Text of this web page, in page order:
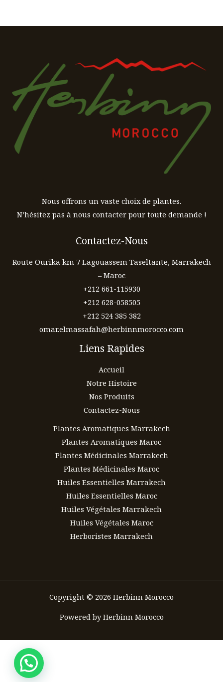
Nous offrons un vaste choix de plantes.
N’hésitez pas à nous contacter pour toute demande !
Contactez-Nous
Route Ourika km 7 Lagouassem Taseltante, Marrakech
– Maroc
+212 661-115930
+212 628-058505
+212 524 385 382
omar.elmassafah@herbinnmorocco.com
Liens Rapides
Accueil
Notre Histoire
Nos Produits
Contactez-Nous
Plantes Aromatiques Marrakech
Plantes Aromatiques Maroc
Plantes Médicinales Marrakech
Plantes Médicinales Maroc
Huiles Essentielles Marrakech
Huiles Essentielles Maroc
Huiles Végétales Marrakech
Huiles Végétales Maroc
Herboristes Marrakech
Copyright © 2026 Herbinn Morocco
Powered by Herbinn Morocco